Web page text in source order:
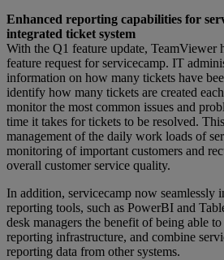
Enhanced reporting capabilities for
integrated ticket system
With the Q1 feature update, TeamViewer
feature request for servicecamp. IT
information on how many tickets have
identify how many tickets are created
monitor the most common issues and
time it takes for tickets to be resolved.
management of the daily work loads of
monitoring of important customers and
overall customer service quality.
In addition, servicecamp now seamlessly
reporting tools, such as PowerBI and
desk managers the benefit of being able
reporting infrastructure, and combine
reporting data from other systems.